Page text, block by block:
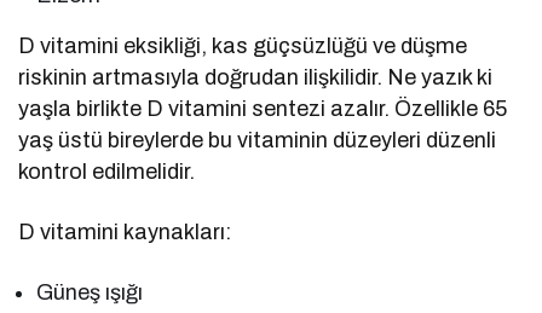
D vitamini eksikliği, kas güçsüzlüğü ve düşme
riskinin artmasıyla doğrudan ilişkilidir. Ne yazık ki
yaşla birlikte D vitamini sentezi azalır. Özellikle 65
yaş üstü bireylerde bu vitaminin düzeyleri düzenli
kontrol edilmelidir.
D vitamini kaynakları:
Güneş ışığı